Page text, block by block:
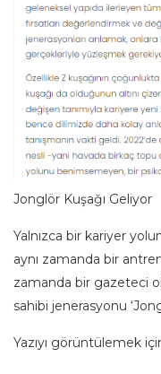
Jonglör Kuşağı Geliyor
Yalnızca bir kariyer
aynı zamanda bir
zamanda bir gazeteci
sahibi jenerasyonu
Yazıyı görüntülemek